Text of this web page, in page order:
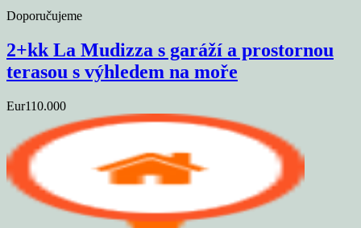
Doporučujeme
2+kk La Mudizza s garáží a prostornou
terasou s výhledem na moře
Eur110.000